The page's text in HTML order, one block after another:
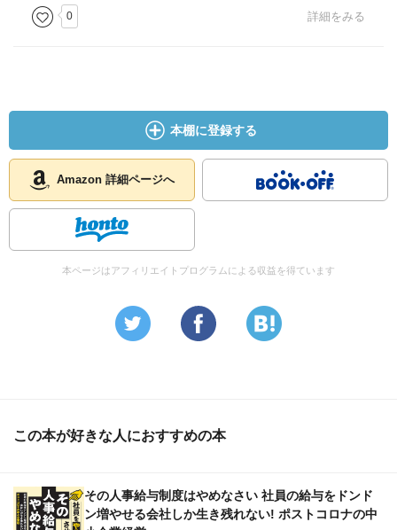
0 詳細をみる
本棚に登録する
Amazon 詳細ページへ
本ページはアフィリエイトプログラムによる収益を得ています
この本が好きな人におすすめの本
その人事給与制度はやめなさい 社員の給与をドンド
ン増やせる会社しか生き残れない! ポストコロナの中